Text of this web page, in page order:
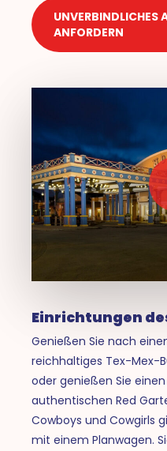
UNVERBINDLICHES
ANFORDERN
Play Video
Play
Einrichtungen
Genießen Sie nach
reichhaltiges Tex-Mex-
oder genießen Sie
authentischen Red
Cowboys und Cowgirls
mit einem Planwagen.